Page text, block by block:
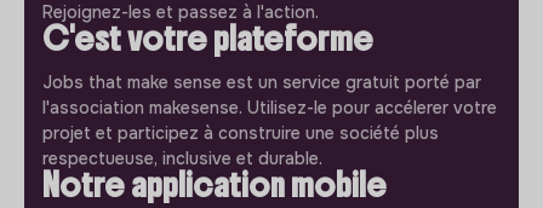
Rejoignez-les et passez à l'action.
C'est votre plateforme
Jobs that make sense est un service gratuit porté par
l'association makesense. Utilisez-le pour accélerer votre
projet et participez à construire une société plus
respectueuse, inclusive et durable.
Notre application mobile